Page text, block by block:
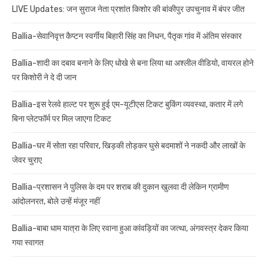
LIVE Updates: जन सुराज नेता प्रशांत किशोर की बांकीपुर उपचुनाव में बंपर जीत
Ballia-सेवानिवृत्त कैप्टन स्वर्गीय बिहारी सिंह का निधन, पैतृक गांव में अंतिम संस्कार
Ballia-शादी का दबाव बनाने के लिए धोखे से बना लिया था अश्लील वीडियो, वायरल होने
पर किशोरी ने दे दी जान
Ballia-इस रेलवे हाल्ट पर शुरू हुई एम-यूटीएस टिकट बुकिंग व्यवस्था, कतार में लगे
बिना प्लेटफॉर्म पर मिल जाएगा टिकट
Ballia-घर में सोता रहा परिवार, खिड़की तोड़कर घुसे बदमाशों ने नकदी और लाखों के
जेवर चुराए
Ballia-प्रशासन ने पुलिस के दम पर शराब की दुकान खुलवा दी लेकिन ग्रामीण
आंदोलनरत, बोले उन्हें मंजूर नहीं
Ballia-बाबा धाम यात्रा के लिए रवाना हुआ कांवड़ियों का जत्था, अंगवस्त्र देकर किया
गया स्वागत